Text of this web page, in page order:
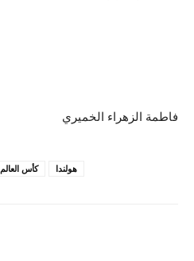
فاطمة الزهراء الخميري
كأس العالم 2026 هولندا